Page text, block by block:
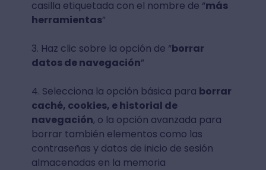
casilla etiquetada con el nombre de “más
herramientas”
3. Haz clic sobre la opción de “borrar
datos de navegación”
4. Selecciona la opción básica para borrar
caché, cookies, e historial de
navegación, o la opción avanzada para
borrar también elementos como las
contraseñas y datos de inicio de sesión
almacenadas en la memoria